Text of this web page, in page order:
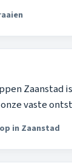
Zaanstad
vaste
in Zaanstad